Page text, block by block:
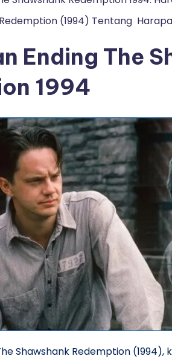
(1994) Tentang
Ending The
1994
Shawshank Redemption